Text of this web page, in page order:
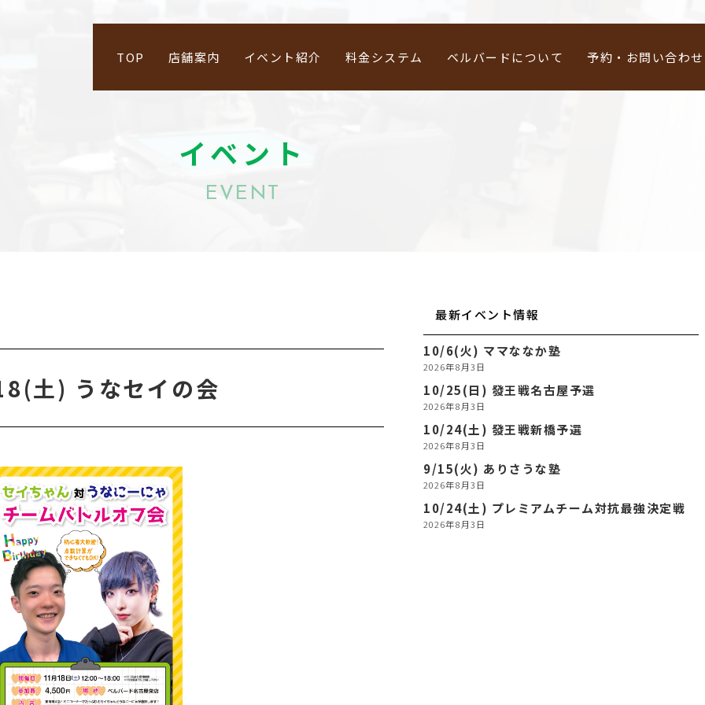
TOP 店舗案内 イベント紹介 料金システム ベルバードについて 予約・お問い合わせ
イベント
EVENT
土) うなセイの会
最新イベント情報
10/6(火) ママななか塾
2026年8月3日
10/25(日) 發王戦名古屋予選
2026年8月3日
10/24(土) 發王戦新橋予選
2026年8月3日
9/15(火) ありさうな塾
2026年8月3日
10/24(土) プレミアムチーム対抗最強決定戦
2026年8月3日